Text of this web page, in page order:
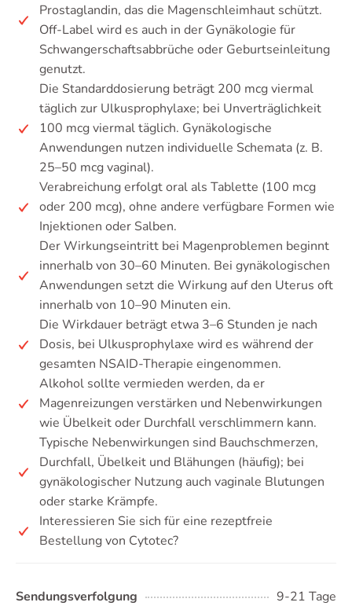
Prostaglandin, das die Magenschleimhaut schützt.
Off-Label wird es auch in der Gynäkologie für
Schwangerschaftsabbrüche oder Geburtseinleitung
genutzt.
Die Standarddosierung beträgt 200 mcg viermal
täglich zur Ulkusprophylaxe; bei Unverträglichkeit
100 mcg viermal täglich. Gynäkologische
Anwendungen nutzen individuelle Schemata (z. B.
25–50 mcg vaginal).
Verabreichung erfolgt oral als Tablette (100 mcg
oder 200 mcg), ohne andere verfügbare Formen wie
Injektionen oder Salben.
Der Wirkungseintritt bei Magenproblemen beginnt
innerhalb von 30–60 Minuten. Bei gynäkologischen
Anwendungen setzt die Wirkung auf den Uterus oft
innerhalb von 10–90 Minuten ein.
Die Wirkdauer beträgt etwa 3–6 Stunden je nach
Dosis, bei Ulkusprophylaxe wird es während der
gesamten NSAID-Therapie eingenommen.
Alkohol sollte vermieden werden, da er
Magenreizungen verstärken und Nebenwirkungen
wie Übelkeit oder Durchfall verschlimmern kann.
Typische Nebenwirkungen sind Bauchschmerzen,
Durchfall, Übelkeit und Blähungen (häufig); bei
gynäkologischer Nutzung auch vaginale Blutungen
oder starke Krämpfe.
Interessieren Sie sich für eine rezeptfreie
Bestellung von Cytotec?
Sendungsverfolgung
9-21 Tage